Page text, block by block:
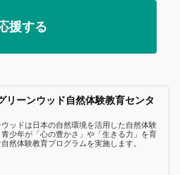
援する
リーンウッド自然体験教育センタ
ウッドは日本の自然環境を活用した自然体験
少年が「心の豊かさ」や「生きる力」を育
然体験教育プログラムを実施します。